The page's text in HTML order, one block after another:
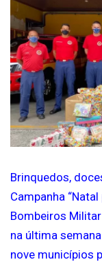
Brinquedos,
Campanha
Bombeiros
na última
nove municípios